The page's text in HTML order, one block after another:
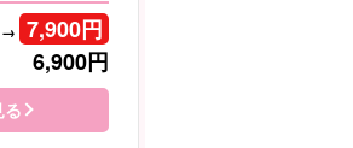
7,900円
6,900円